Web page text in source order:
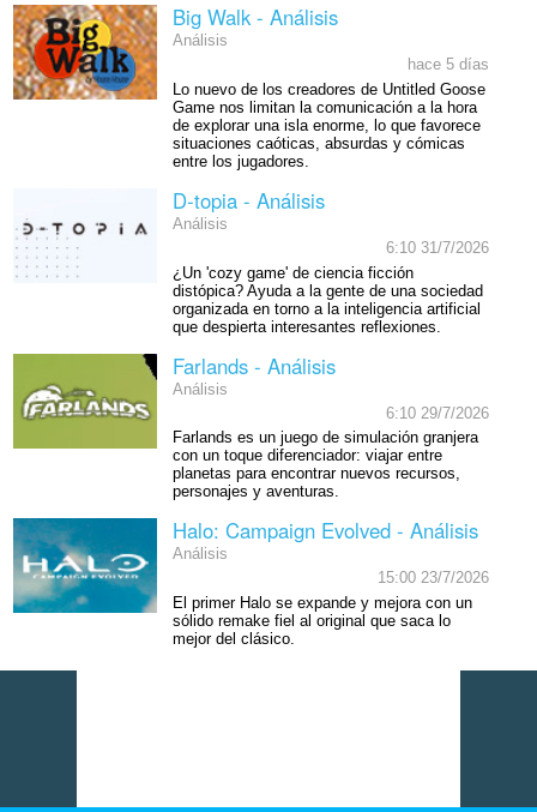
Big Walk - Análisis
Análisis
hace 5 días
Lo nuevo de los creadores de Untitled Goose
Game nos limitan la comunicación a la hora
de explorar una isla enorme, lo que favorece
situaciones caóticas, absurdas y cómicas
entre los jugadores.
D-topia - Análisis
Análisis
6:10 31/7/2026
¿Un 'cozy game' de ciencia ficción
distópica? Ayuda a la gente de una sociedad
organizada en torno a la inteligencia artificial
que despierta interesantes reflexiones.
Farlands - Análisis
Análisis
6:10 29/7/2026
Farlands es un juego de simulación granjera
con un toque diferenciador: viajar entre
planetas para encontrar nuevos recursos,
personajes y aventuras.
Halo: Campaign Evolved - Análisis
Análisis
15:00 23/7/2026
El primer Halo se expande y mejora con un
sólido remake fiel al original que saca lo
mejor del clásico.